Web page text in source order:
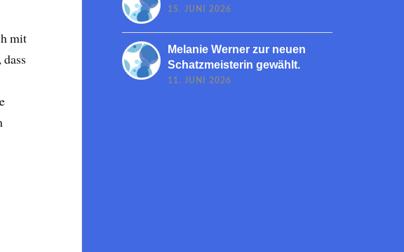
mit
15. JUNI 2026
Melanie Werner zur neuen
Schatzmeisterin gewählt.
11. JUNI 2026